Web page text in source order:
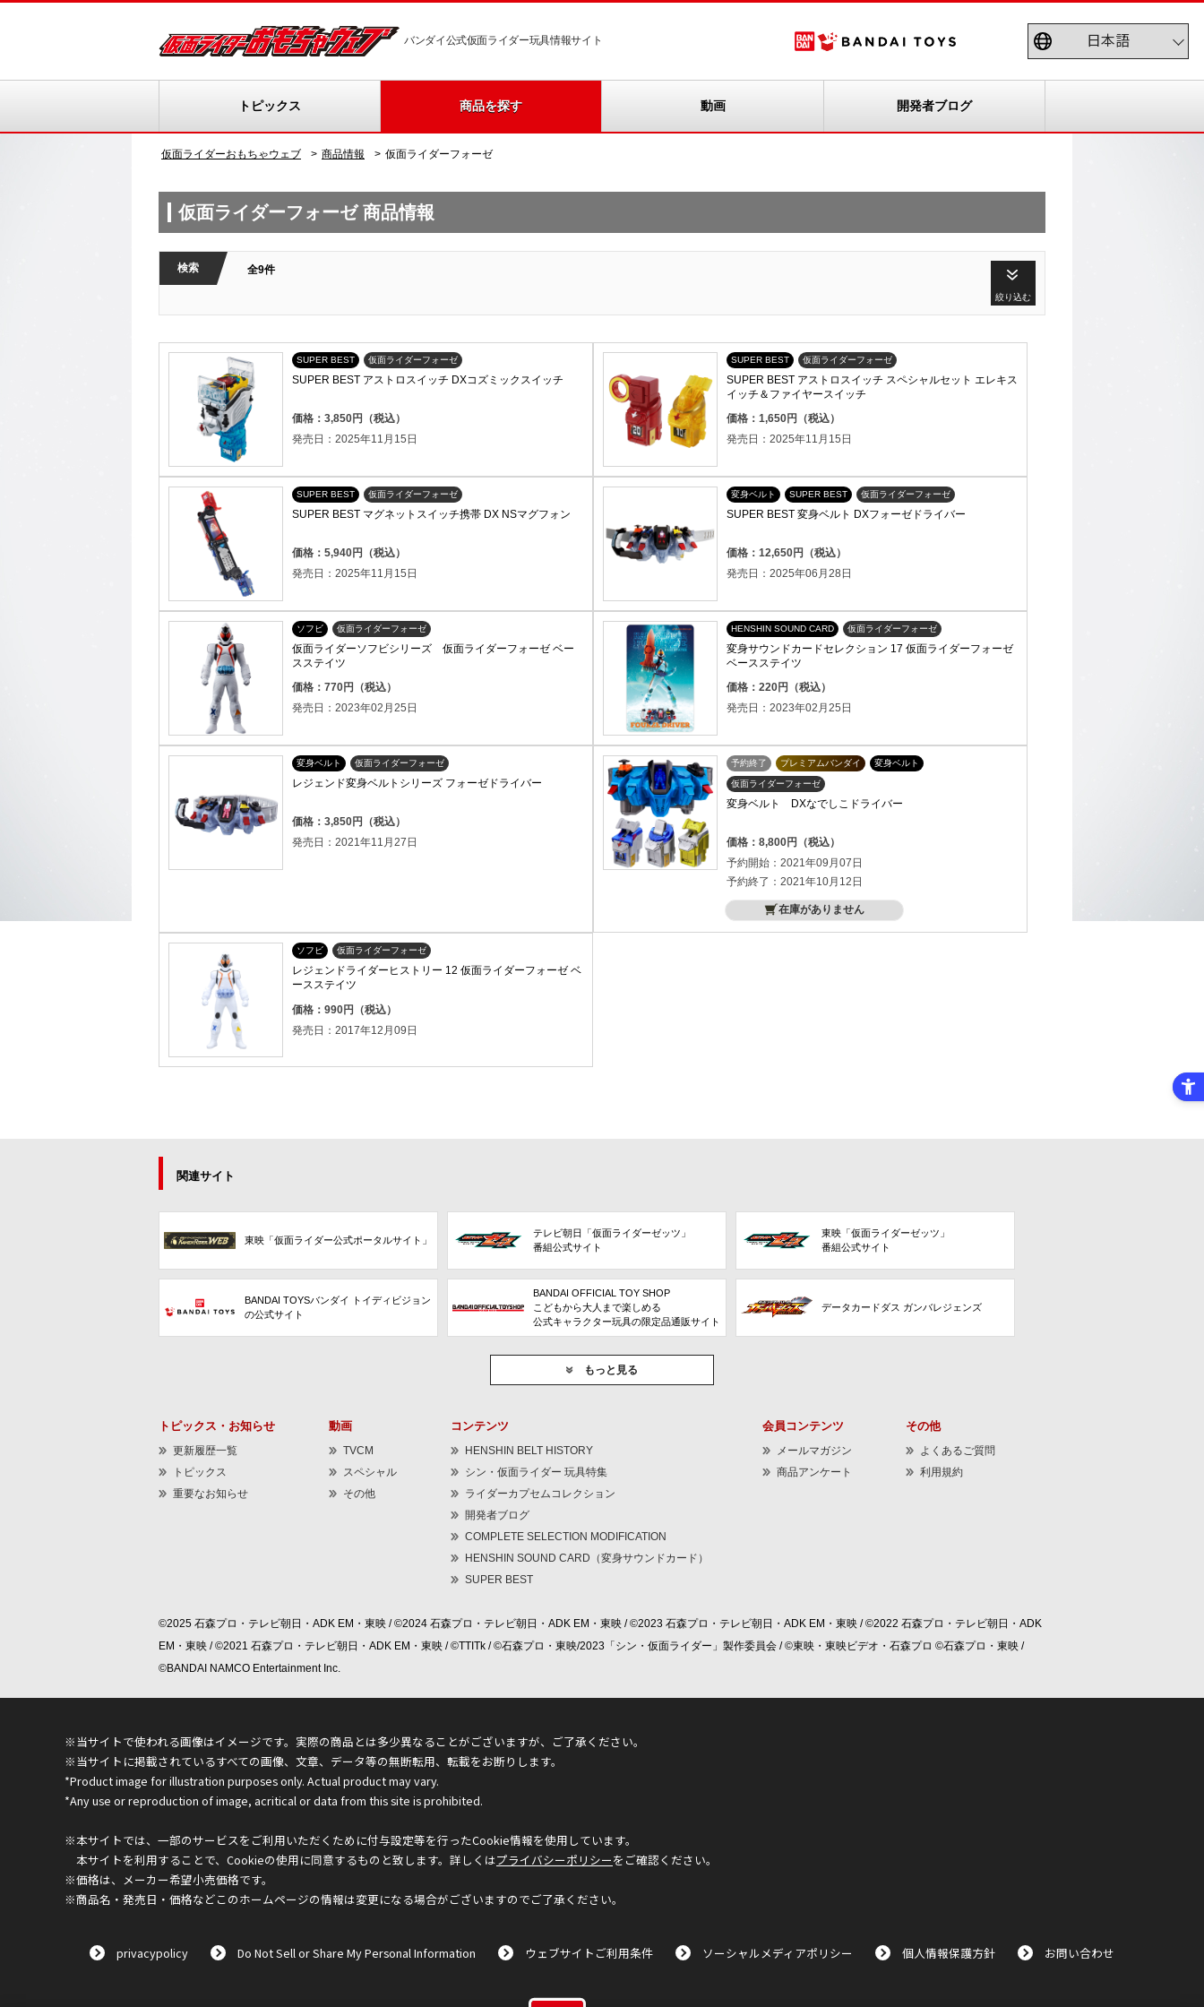
バンダイ公式仮面ライダー玩具情報サイト
トピックス 商品を探す 動画 開発者ブログ
仮面ライダーおもちゃウェブ 商品情報 仮面ライダーフォーゼ
仮面ライダーフォーゼ 商品情報
検索 全9件
絞り込む
SUPER BEST 仮面ライダーフォーゼ
SUPER BEST アストロスイッチ DXコズミックスイッチ
価格：3,850円（税込）
発売日：2025年11月15日
SUPER BEST 仮面ライダーフォーゼ
SUPER BEST アストロスイッチ スペシャルセット エレキス
イッチ＆ファイヤースイッチ
価格：1,650円（税込）
発売日：2025年11月15日
SUPER BEST 仮面ライダーフォーゼ
SUPER BEST マグネットスイッチ携帯 DX NSマグフォン
価格：5,940円（税込）
発売日：2025年11月15日
変身ベルト SUPER BEST 仮面ライダーフォーゼ
SUPER BEST 変身ベルト DXフォーゼドライバー
価格：12,650円（税込）
発売日：2025年06月28日
ソフビ 仮面ライダーフォーゼ
仮面ライダーソフビシリーズ 仮面ライダーフォーゼ ベー
スステイツ
価格：770円（税込）
発売日：2023年02月25日
HENSHIN SOUND CARD 仮面ライダーフォーゼ
変身サウンドカードセレクション 17 仮面ライダーフォーゼ
ベースステイツ
価格：220円（税込）
発売日：2023年02月25日
変身ベルト 仮面ライダーフォーゼ
レジェンド変身ベルトシリーズ フォーゼドライバー
価格：3,850円（税込）
発売日：2021年11月27日
予約終了 プレミアムバンダイ 変身ベルト
仮面ライダーフォーゼ
変身ベルト DXなでしこドライバー
価格：8,800円（税込）
予約開始：2021年09月07日
予約終了：2021年10月12日
在庫がありません
ソフビ 仮面ライダーフォーゼ
レジェンドライダーヒストリー 12 仮面ライダーフォーゼ ベ
ースステイツ
価格：990円（税込）
発売日：2017年12月09日
関連サイト
東映「仮面ライダー公式ポータルサイト」
テレビ朝日「仮面ライダーゼッツ」
番組公式サイト
東映「仮面ライダーゼッツ」
番組公式サイト
BANDAI TOYSバンダイ トイディビジョン
の公式サイト
BANDAI OFFICIAL TOY SHOP
こどもから大人まで楽しめる
公式キャラクター玩具の限定品通販サイト
データカードダス ガンバレジェンズ
もっと見る
トピックス・お知らせ
更新履歴一覧
トピックス
重要なお知らせ
動画
TVCM
スペシャル
その他
コンテンツ
HENSHIN BELT HISTORY
シン・仮面ライダー 玩具特集
ライダーカプセムコレクション
開発者ブログ
COMPLETE SELECTION MODIFICATION
HENSHIN SOUND CARD（変身サウンドカード）
SUPER BEST
会員コンテンツ
メールマガジン
商品アンケート
その他
よくあるご質問
利用規約
©2025 石森プロ・テレビ朝日・ADK EM・東映 / ©2024 石森プロ・テレビ朝日・ADK EM・東映 / ©2023 石森プロ・テレビ朝日・ADK EM・東映 / ©2022 石森プロ・テレビ朝日・ADK
EM・東映 / ©2021 石森プロ・テレビ朝日・ADK EM・東映 / ©TTITk / ©石森プロ・東映/2023「シン・仮面ライダー」製作委員会 / ©東映・東映ビデオ・石森プロ ©石森プロ・東映 /
©BANDAI NAMCO Entertainment Inc.
※当サイトで使われる画像はイメージです。実際の商品とは多少異なることがございますが、ご了承ください。
※当サイトに掲載されているすべての画像、文章、データ等の無断転用、転載をお断りします。
*Product image for illustration purposes only. Actual product may vary.
*Any use or reproduction of image, acritical or data from this site is prohibited.
※本サイトでは、一部のサービスをご利用いただくために付与設定等を行ったCookie情報を使用しています。
本サイトを利用することで、Cookieの使用に同意するものと致します。詳しくはプライバシーポリシーをご確認ください。
※価格は、メーカー希望小売価格です。
※商品名・発売日・価格などこのホームページの情報は変更になる場合がございますのでご了承ください。
privacypolicy Do Not Sell or Share My Personal Information ウェブサイトご利用条件 ソーシャルメディアポリシー 個人情報保護方針 お問い合わせ